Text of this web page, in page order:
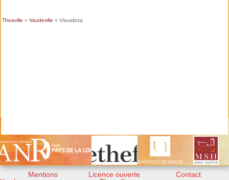
Theaville » Vaudeville » Visualizza
Mentions
Licence ouverte
Contact